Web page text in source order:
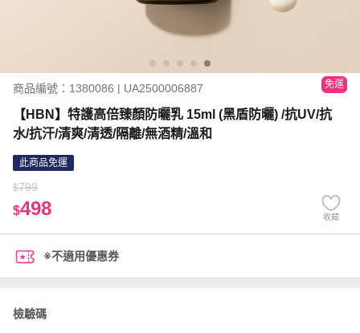
商品編號：1380086 | UA2500006887 免運
【HBN】特護高倍臻顏防曬乳 15ml (黑盾防曬) /抗UV/抗
水/抗汗/清爽/清透/隔離/無酒精/溫和
此商品免運
$799
$498 收藏
※不適用優惠券
檢驗碼